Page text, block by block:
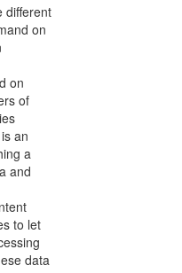
different
on
on
of
an
a
and
to let
data